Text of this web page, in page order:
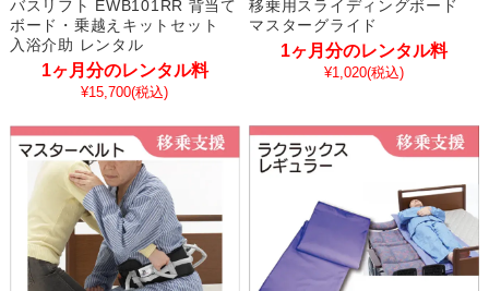
バスリフト EWB101RR 背当て
ボード・乗越えキットセット
入浴介助 レンタル
1ヶ月分のレンタル料
¥15,700(税込)
移乗用スライディングボード
マスターグライド
1ヶ月分のレンタル料
¥1,020(税込)